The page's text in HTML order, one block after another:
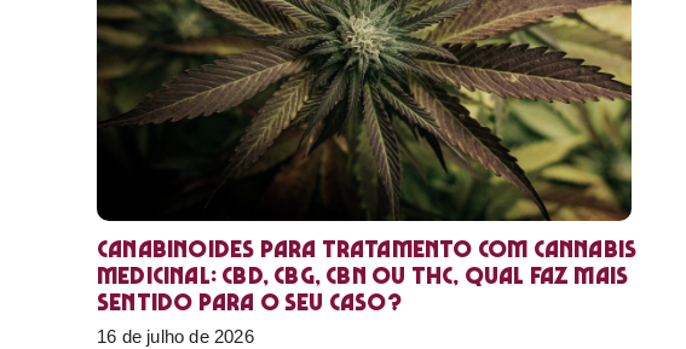
Canabinoides para tratamento com cannabis
medicinal: CBD, CBG, CBN ou THC, qual faz mais
sentido para o seu caso?
16 de julho de 2026